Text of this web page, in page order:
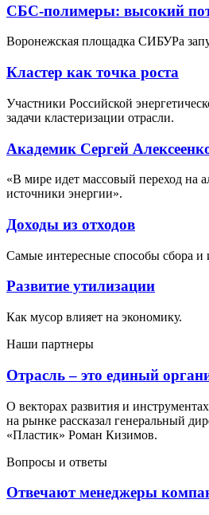
СБС-полимеры: высокий
Воронежская площадка СИБУРа
Кластер как точка роста
Участники Российской
задачи кластеризации отрасли.
Академик Сергей
«В мире идет массовый переход на
источники энергии».
Доходы из отходов
Самые интересные способы сбора и
Развитие утилизации
Как мусор влияет на экономику.
Наши партнеры
Отрасль – это единый
О векторах развития и
на рынке рассказал генеральный
«Пластик» Роман Кизимов.
Вопросы и ответы
Отвечают менеджеры